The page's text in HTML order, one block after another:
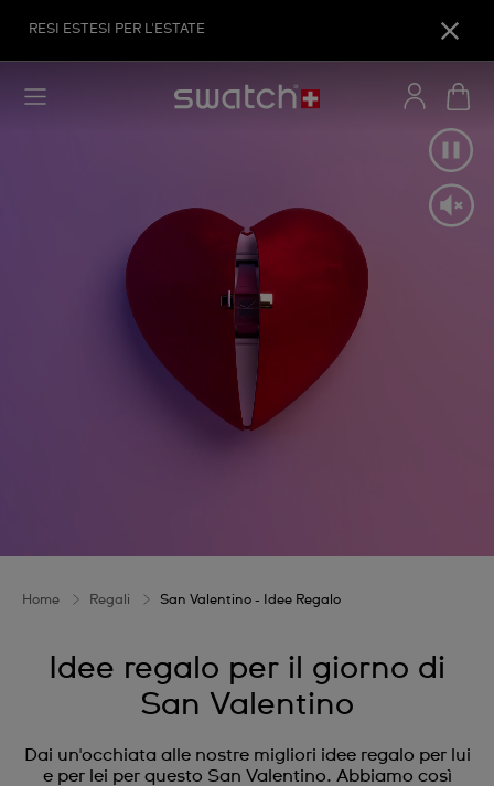
RESI ESTESI PER L'ESTATE
Home Regali San Valentino - Idee Regalo
Idee regalo per il giorno di
San Valentino
Dai un'occhiata alle nostre migliori idee regalo per lui
e per lei per questo San Valentino. Abbiamo così